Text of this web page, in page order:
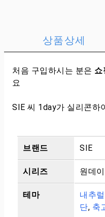
상품상세
처음 구입하시는 분은 쇼
요
SIE 씨 1day가 실리콘하
브랜드 SIE
시리즈 원데이
테마 내추
단, 축